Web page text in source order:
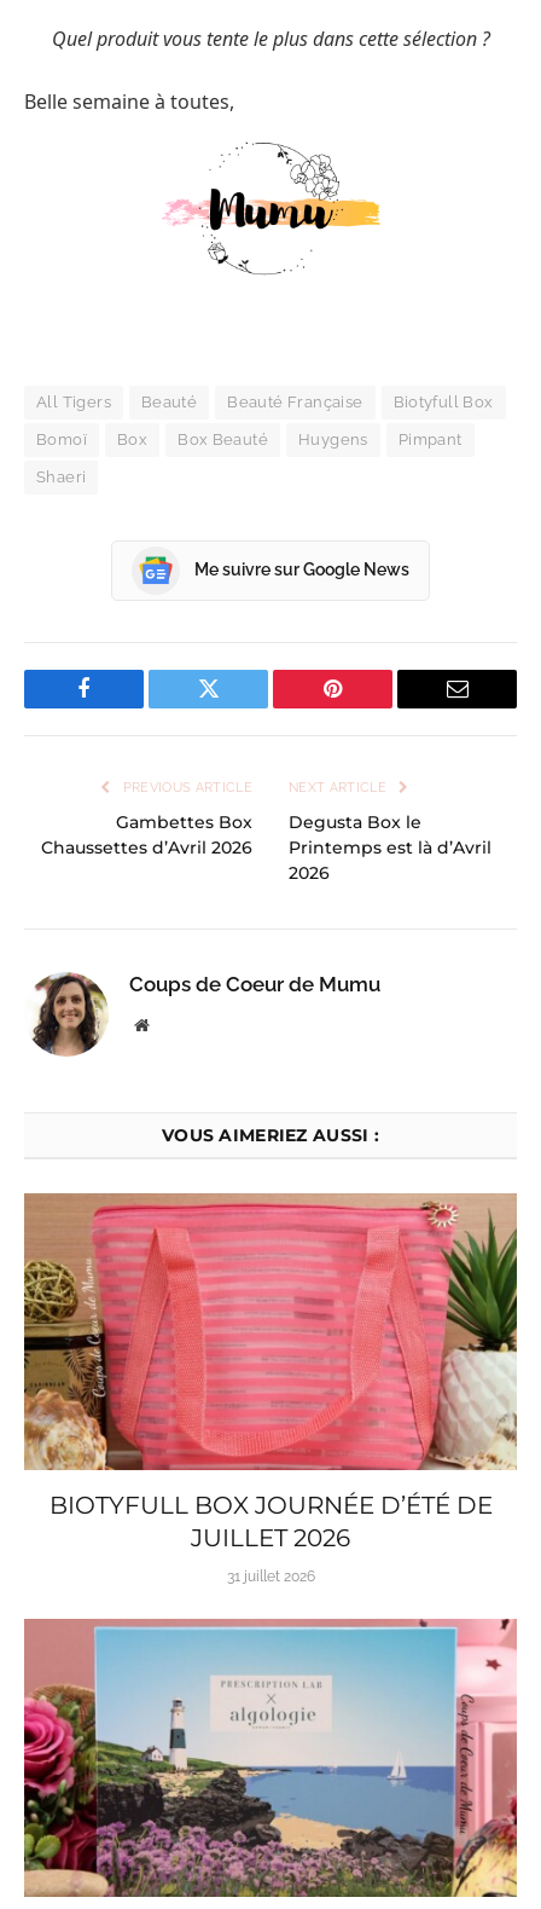
Quel produit vous tente le plus dans cette sélection ?
Belle semaine à toutes,
All Tigers Beauté Beauté Française Biotyfull Box
Bomoï Box Box Beauté Huygens Pimpant
Shaeri
Me suivre sur Google News
Facebook Twitter Pinterest Email
PREVIOUS ARTICLE
Gambettes Box
Chaussettes d’Avril 2026
NEXT ARTICLE
Degusta Box le
Printemps est là d’Avril
2026
Coups de Coeur de Mumu
Website
VOUS AIMERIEZ AUSSI :
BIOTYFULL BOX JOURNÉE D’ÉTÉ DE
JUILLET 2026
31 juillet 2026